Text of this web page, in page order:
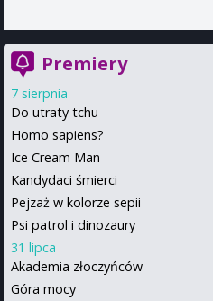
Premiery
7 sierpnia
Do utraty tchu
Homo sapiens?
Ice Cream Man
Kandydaci śmierci
Pejzaż w kolorze sepii
Psi patrol i dinozaury
31 lipca
Akademia złoczyńców
Góra mocy